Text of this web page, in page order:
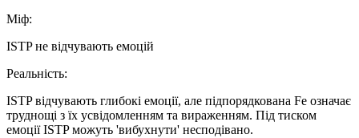
Мiф:
ISTP не відчувають емоцій
Реальнiсть:
ISTP відчувають глибокі емоції, але підпорядкована Fe означає
труднощі з їх усвідомленням та вираженням. Під тиском
емоції ISTP можуть 'вибухнути' несподівано.